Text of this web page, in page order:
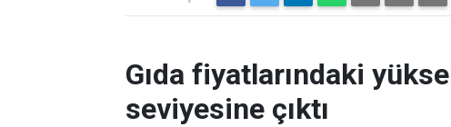
Gıda fiyatlarındaki
seviyesine çıktı